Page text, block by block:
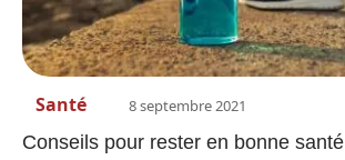
Santé 8 septembre 2021
Conseils pour rester en bonne santé